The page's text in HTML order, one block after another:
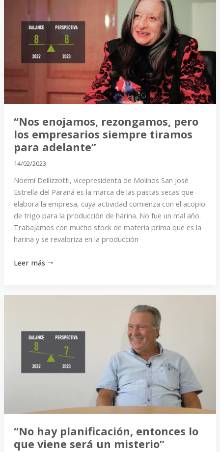
“Nos enojamos, rezongamos, pero
los empresarios siempre tiramos
para adelante”
14/02/2023
Noemí Dellizzotti, vicepresidenta de Molinos San José
Estrella del Paraná es la marca de las pastas secas que
elabora la empresa, cuya actividad comienza con el acopio
de trigo para la producción de harina. No fue un mal año.
Trabajamos con mucho stock de materia prima que es la
harina y se revaloriza en la producción
rezongamos,
pero
empresarios
siempre
para
adelante”
Leer más 🠒
“No hay planificación, entonces lo
que viene será un misterio”
entonces
misterio”